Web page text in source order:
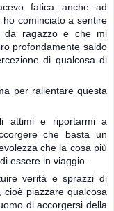
fatica anche ad
cominciato a sentire
da ragazzo e che mi
profondamente saldo
di qualcosa di
per rallentare questa
attimi e riportarmi a
che basta un
che la cosa più
essere in viaggio.
verità e sprazzi di
piazzare qualcosa
di accorgersi della